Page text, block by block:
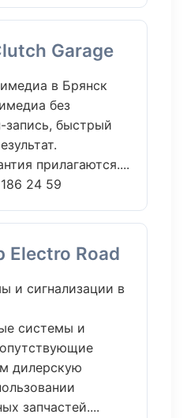
Garage
в Брянск
без
запись, быстрый
прилагаются....
24 59
Electro Road
и сигнализации в
системы и
дилерскую
запчастей....